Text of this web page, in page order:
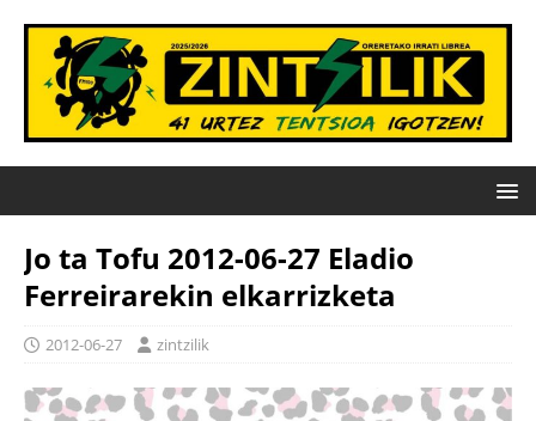
Jo ta Tofu 2012-06-27 Eladio
Ferreirarekin elkarrizketa
2012-06-27 zintzilik